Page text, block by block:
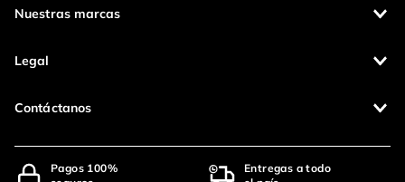
Nuestras marcas
Legal
Contáctanos
Pagos 100%
Entregas a todo